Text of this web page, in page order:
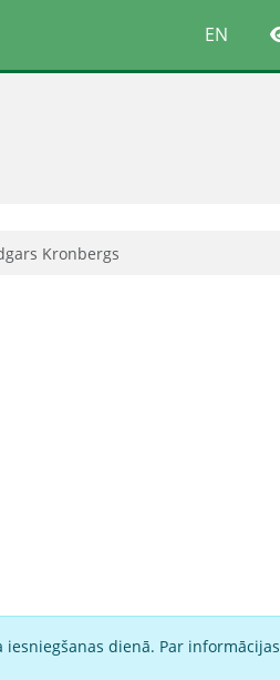
EN
Kronbergs
dienā. Par informācijas